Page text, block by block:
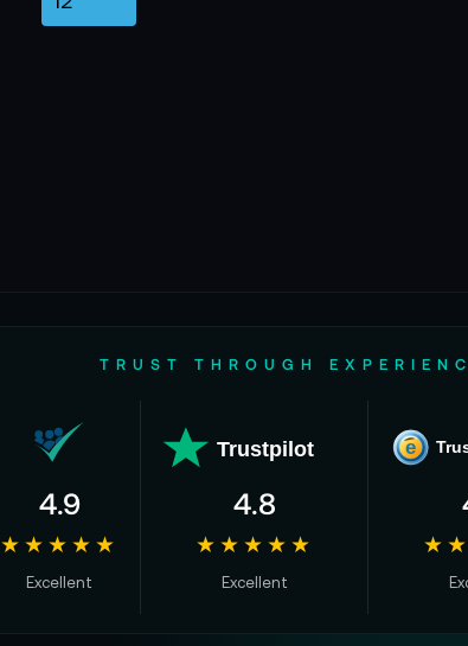
TRUST THROUGH
4.9
★★★★★
Excellent
Trustpilot
4.8
★★★★★
Excellent
e